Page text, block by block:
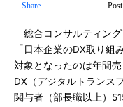
Share Post
総合コンサルティング
「日本企業のDX取り組
対象となったのは年間
DX（デジタルトランス
関与者（部長職以上）